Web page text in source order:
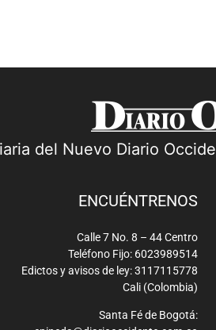
del Nuevo Diario
ENCUÉNTRENOS
Calle 7 No. 8 – 44 Centro
Teléfono Fijo: 6023989514
Edictos y avisos de ley: 3117115778
Cali (Colombia)
Santa Fé de Bogotá: